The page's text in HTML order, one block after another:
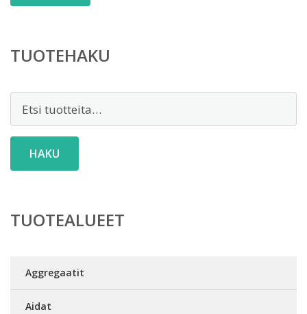
TUOTEHAKU
HAKU
TUOTEALUEET
Aggregaatit
Aidat